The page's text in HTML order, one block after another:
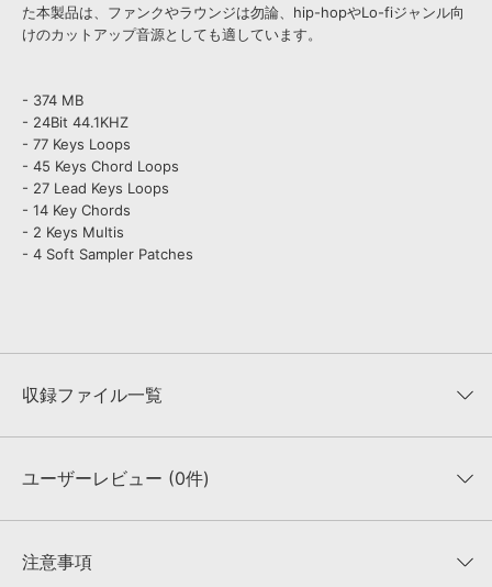
た本製品は、ファンクやラウンジは勿論、hip-hopやLo-fiジャンル向
けのカットアップ音源としても適しています。
- 374 MB
- 24Bit 44.1KHZ
- 77 Keys Loops
- 45 Keys Chord Loops
- 27 Lead Keys Loops
- 14 Key Chords
- 2 Keys Multis
- 4 Soft Sampler Patches
収録ファイル一覧
収録ファイル一覧
ユーザーレビュー (0件)
★★★★★
注意事項